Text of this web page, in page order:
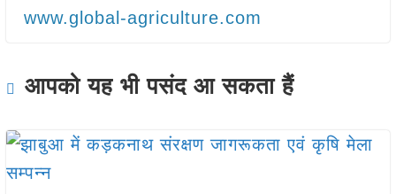
www.global-agriculture.com
आपको यह भी पसंद आ सकता हैं